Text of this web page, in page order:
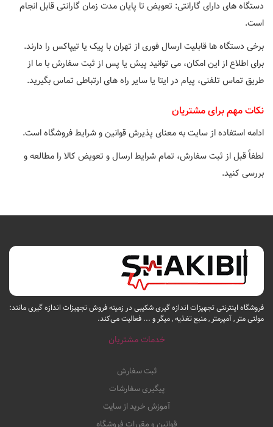
دستگاه های دارای گارانتی: تعویض تا پایان مدت زمان گارانتی قابل انجام
است.
برخی دستگاه ها قابلیت ارسال فوری از تهران با پیک یا تیپاکس را دارند.
برای اطلاع از این امکان، می توانید پیش یا پس از ثبت سفارش با ما از
طریق تماس تلفنی، پیام در ایتا یا سایر راه های ارتباطی تماس بگیرید.
نکات مهم برای مشتریان
ادامه استفاده از سایت به معنای پذیرش قوانین و شرایط فروشگاه است.
لطفاً قبل از ثبت سفارش، تمام شرایط ارسال و تعویض کالا را مطالعه و
بررسی کنید.
فروشگاه اینترنتی تجهیزات اندازه گیری شکیبی در زمینه فروش تجهیزات اندازه گیری مانند:
مولتی متر , آمپرمتر , منبع تغذیه , میگر و ... فعالیت می‌کند.
خدمات مشتریان
ثبت سفارش
پیگیری سفارشات
آموزش خرید از سایت
قوانین و مقررات فروشگاه